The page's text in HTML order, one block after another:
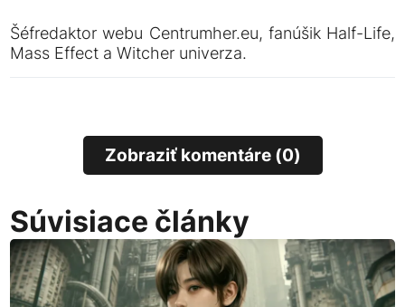
Šéfredaktor webu Centrumher.eu, fanúšik Half-Life,
Mass Effect a Witcher univerza.
Zobraziť komentáre (0)
Súvisiace články